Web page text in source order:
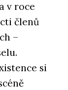
v roce
členů
–
si